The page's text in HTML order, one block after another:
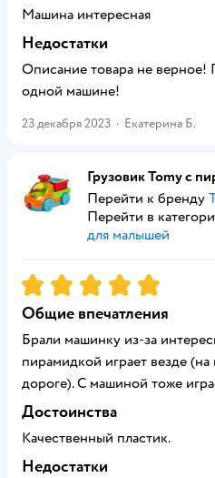
Машина интересная
Недостатки
Описание товара не верное!
одной машине!
23 декабря 2023 · Екатерина Б.
Грузовик Tomy с
Перейти к бренду
Перейти в
для малышей
Рейтинг:5
Общие впечатления
Брали машинку из-за
пирамидкой играет везде (на
дороге). С машиной тоже
Достоинства
Качественный пластик.
Недостатки